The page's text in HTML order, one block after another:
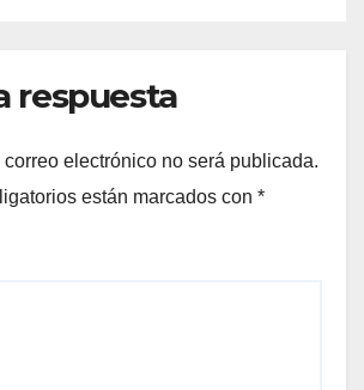
respuesta
electrónico no será publicada.
están marcados con *